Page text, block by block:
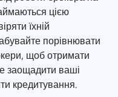
цією
їхній
порівнювати
щоб отримати
заощадити ваші
кредитування.